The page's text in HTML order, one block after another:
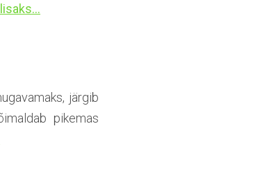
järgib
pikemas